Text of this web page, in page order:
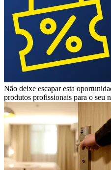
Não deixe escapar esta
produtos profissionais para o seu